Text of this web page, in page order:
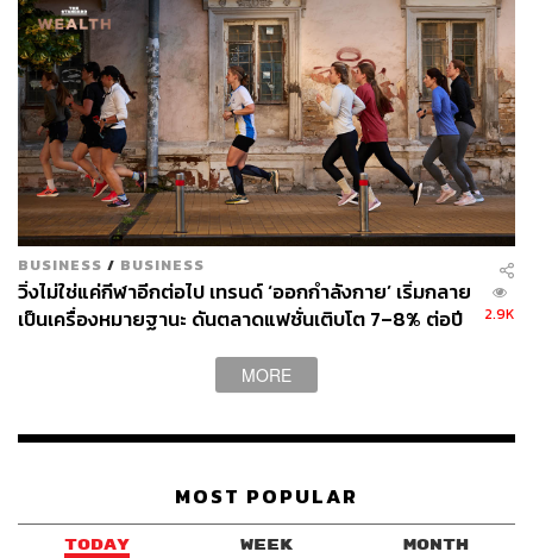
ตลาดอุปกรณ์ติดตามแบบไร้หน้าจอกำลังบูม
การเปิดตัว Fitbit Air เกิดขึ้นในจังหวะที่ตลาดอุปกรณ์ติดตาม
สุขภาพแบบไร้หน้าจอกำลังเติบโตอย่างรวดเร็ว โดย Oura ผู้
ผลิตสมาร์ตริง ระดมทุนได้มากกว่า 900 ล้านดอลลาร์ (ราว
2.89 หมื่นล้านบาท) ขณะที่ Whoop ระดมทุนได้ 575 ล้าน
ดอลลาร์ (ราว 1.85 หมื่นล้านบาท) เมื่อเดือนมีนาคม โดยทั้ง
สองบริษัทมีมูลค่ากิจการเกิน 1 หมื่นล้านดอลลาร์ (ราว 3.22
แสนล้านบาท)
ข้อมูลจาก Circana บริษัทวิจัยตลาดระบุว่า ยอดซื้ออุปกรณ์
ติดตามฟิตเนสในสหรัฐฯ เติบโต 88% ระหว่างปี 2024-2025
โดยเฉพาะกลุ่มสมาร์ตริงที่เติบโตถึง 195%
จากข้อมูลของ IDC ในตลาดสายรัดข้อมือทั่วโลกปี 2025 พบ
ผลิตจีนยังครองตลาดอย่างเหนียวแน่น โดย Xiaomi กินส่วน
แบ่งราวครึ่งหนึ่ง ตามด้วย Huawei ราว 25% และ Samsung
BUSINESS / BUSINESS
วิ่งไม่ใช่แค่กีฬาอีกต่อไป เทรนด์ ‘ออกกำลังกาย’ เริ่มกลาย
เป็นเครื่องหมายฐานะ ดันตลาดแฟชั่นเติบโต 7–8% ต่อปี
2.9K
MORE
MOST POPULAR
TODAY WEEK MONTH